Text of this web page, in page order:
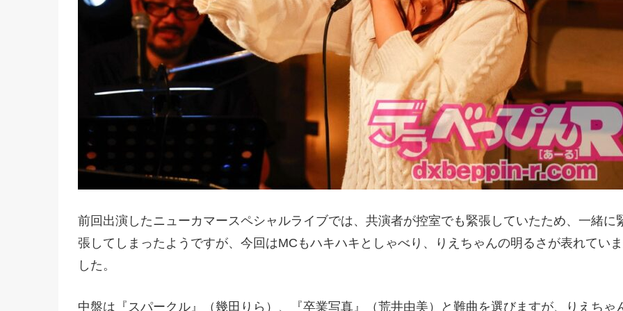
前回出演したニューカマースペシャルライブでは、共演者が控室でも緊張していたため、一緒に
張してしまったようですが、今回はMCもハキハキとしゃべり、りえちゃんの明るさが表れていま
した。
中盤は『スパークル』（幾田りら）、『卒業写真』（荒井由美）と難曲を選びますが、りえちゃ